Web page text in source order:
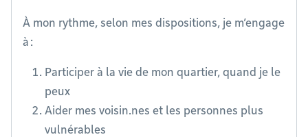
À mon rythme, selon mes dispositions, je m’engage
à :
Participer à la vie de mon quartier, quand je le
peux
Aider mes voisin.nes et les personnes plus
vulnérables